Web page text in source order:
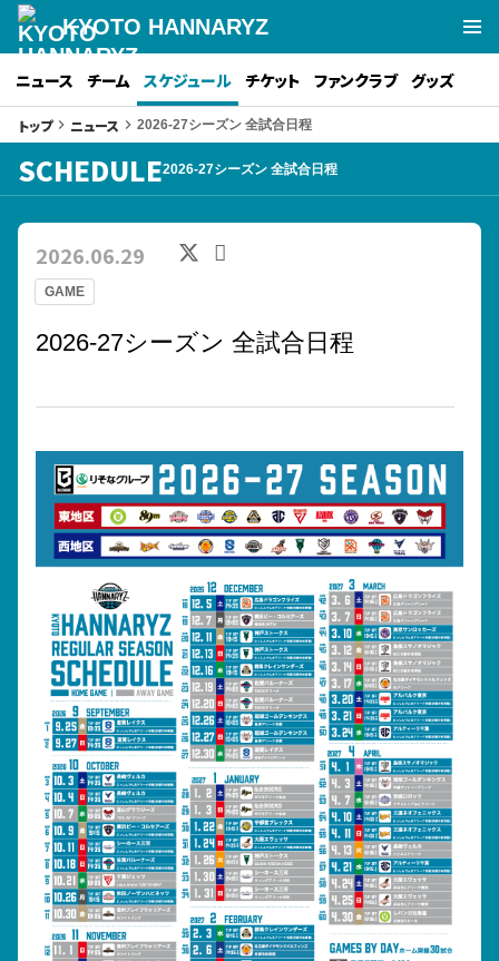
KYOTO HANNARYZ
ニュース チーム スケジュール チケット ファンクラブ グッズ
トップkeyboard_arrow_right ニュース keyboard_arrow_right 2026-27シーズン 全試合日程
SCHEDULE2026-27シーズン 全試合日程
GAME
2026.06.29
2026-27シーズン 全試合日程